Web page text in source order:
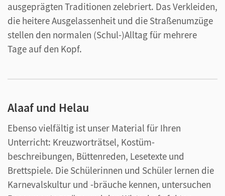
ausgeprägten Traditionen zelebriert. Das Verkleiden,
die heitere Ausgelassenheit und die Straßenumzüge
stellen den normalen (Schul-)Alltag für mehrere
Tage auf den Kopf.
Alaaf und Helau
Ebenso vielfältig ist unser Material für Ihren
Unterricht: Kreuzworträtsel, Kostüm-
beschreibungen, Büttenreden, Lesetexte und
Brettspiele. Die Schülerinnen und Schüler lernen die
Karnevalskultur und -bräuche kennen, untersuchen